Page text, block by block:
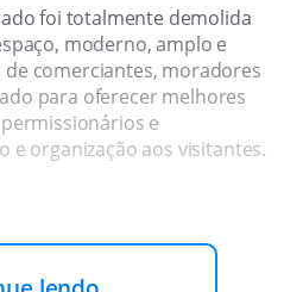
foi totalmente demolida
moderno, amplo e
comerciantes, moradores
para oferecer melhores
e
organização aos visitantes.